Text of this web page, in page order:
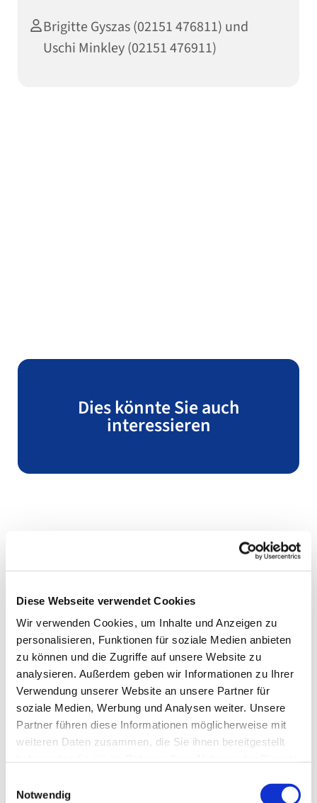
Diese Webseite verwendet Cookies
Wir verwenden Cookies, um Inhalte und Anzeigen zu
personalisieren, Funktionen für soziale Medien anbieten
zu können und die Zugriffe auf unsere Website zu
analysieren. Außerdem geben wir Informationen zu Ihrer
Verwendung unserer Website an unsere Partner für
soziale Medien, Werbung und Analysen weiter. Unsere
Partner führen diese Informationen möglicherweise mit
weiteren Daten zusammen, die Sie ihnen bereitgestellt
Notwendig
Brigitte Gyszas (02151 476811) und
Uschi Minkley (02151 476911)
Dies könnte Sie auch
interessieren